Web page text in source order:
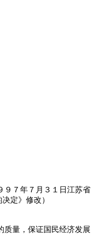
９７年７月３１日江苏省
定》修改）
质量，保证国民经济发展